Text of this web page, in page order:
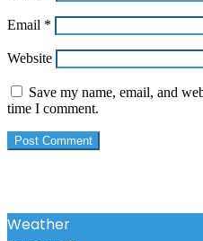
Email *
Website
Save my name, email, and
time I comment.
Weather